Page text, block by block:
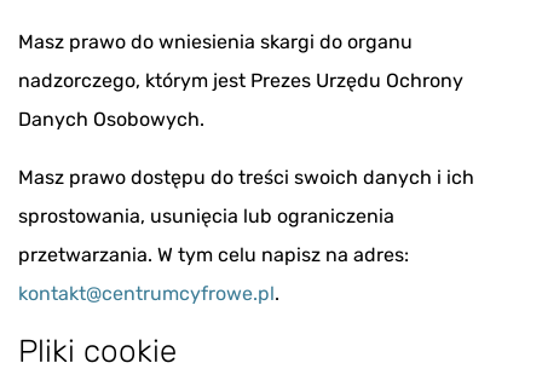
Masz prawo do wniesienia skargi do organu
nadzorczego, którym jest Prezes Urzędu Ochrony
Danych Osobowych.
Masz prawo dostępu do treści swoich danych i ich
sprostowania, usunięcia lub ograniczenia
przetwarzania. W tym celu napisz na adres:
kontakt@centrumcyfrowe.pl.
Pliki cookie